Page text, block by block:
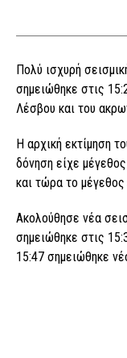
Πολύ ισχυρή
σημειώθηκε στις
Λέσβου και του
Η αρχική εκτίμηση
δόνηση είχε
και τώρα το
Ακολούθησε νέα
σημειώθηκε στις
15:47 σημειώθηκε